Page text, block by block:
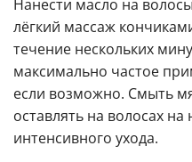
Нанести масло на
лёгкий массаж
течение нескольких
максимально частое
если возможно. Смыть
оставлять на волосах
интенсивного ухода.